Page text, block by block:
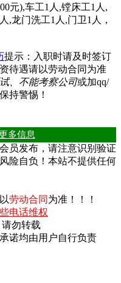
元),车工1人,镗床工1人,
,龙门洗工1人,门卫1人，
提示：入职时请及时签订
待遇请以劳动合同 为准
、不能考察公司或加qq/
持警惕！
多信息
员发布，请注意识别验证
险自负！本站不提供任何
劳动合同 为准！！！
电话维权
勿转载
诺均由用户自行负责